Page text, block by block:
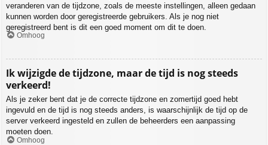
veranderen van de tijdzone, zoals de meeste instellingen, alleen gedaan
kunnen worden door geregistreerde gebruikers. Als je nog niet
geregistreerd bent is dit een goed moment om dit te doen.
Omhoog
Ik wijzigde de tijdzone, maar de tijd is nog steeds
verkeerd!
Als je zeker bent dat je de correcte tijdzone en zomertijd goed hebt
ingevuld en de tijd is nog steeds anders, is waarschijnlijk de tijd op de
server verkeerd ingesteld en zullen de beheerders een aanpassing
moeten doen.
Omhoog